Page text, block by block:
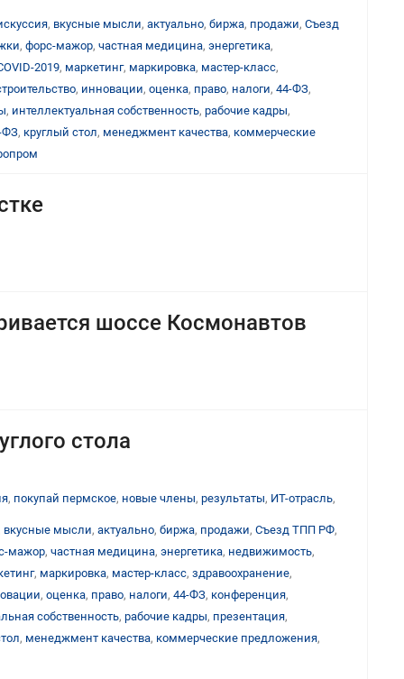
, вкусные мысли, актуально, биржа, продажи, Съезд
, форс-мажор, частная медицина, энергетика,
2019, маркетинг, маркировка, мастер-класс,
, инновации, оценка, право, налоги, 44-ФЗ,
, интеллектуальная собственность, рабочие кадры,
ФЗ, круглый стол, менеджмент качества, коммерческие
шоссе Космонавтов
стола
, покупай пермское, новые члены, результаты, ИТ-отрасль,
вкусные мысли, актуально, биржа, продажи, Съезд ТПП РФ,
мажор, частная медицина, энергетика, недвижимость,
, маркировка, мастер-класс, здравоохранение,
, оценка, право, налоги, 44-ФЗ, конференция,
собственность, рабочие кадры, презентация,
, менеджмент качества, коммерческие предложения,